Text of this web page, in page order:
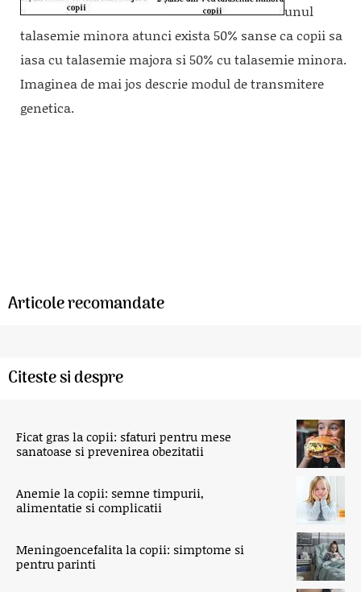
unul
talasemie minora atunci exista 50% sanse ca copii sa
iasa cu talasemie majora si 50% cu talasemie minora.
Imaginea de mai jos descrie modul de transmitere
genetica.
Articole recomandate
Citeste si despre
Ficat gras la copii: sfaturi pentru mese
sanatoase si prevenirea obezitatii
Anemie la copii: semne timpurii,
alimentatie si complicatii
Meningoencefalita la copii: simptome si
pentru parinti